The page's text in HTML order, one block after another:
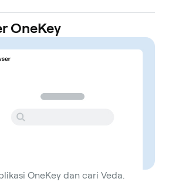
OneKey
OneKey dan cari Veda.